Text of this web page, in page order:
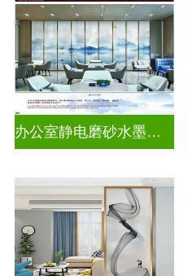
办公室静电磨砂水墨山水画玻璃